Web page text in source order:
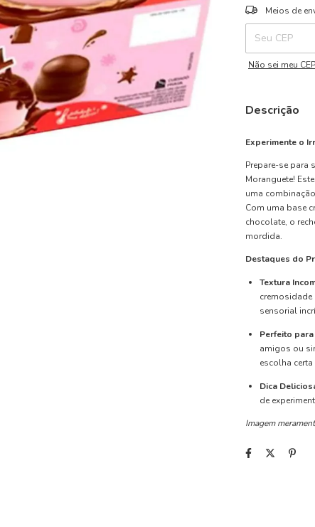
Entregas para o
Meios de
Não sei meu CEP
Descrição
Experimente o
Prepare-se para
Moranguete!
uma
Com uma base
chocolate, o
mordida.
Destaques do
Textura
sensorial
Perfeito
amigos ou
escolha
Dica
de
Imagem